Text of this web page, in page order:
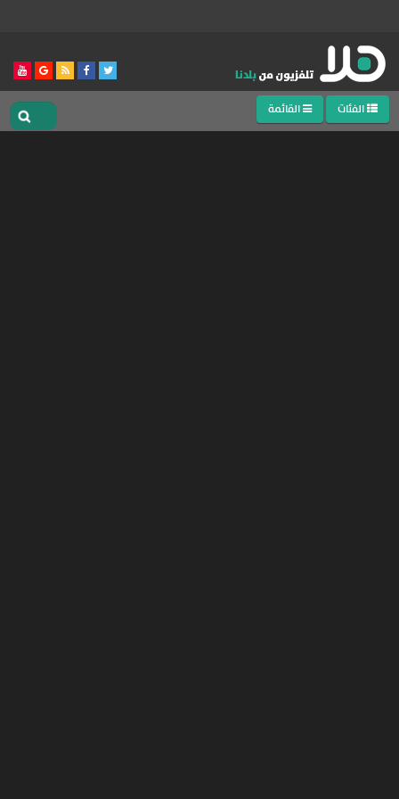
الفئات القائمة